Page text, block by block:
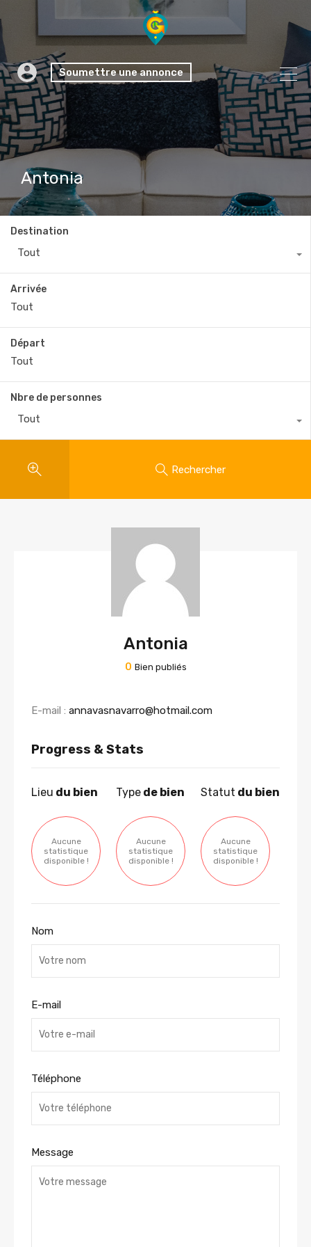
Soumettre une annonce
Antonia
Destination
Tout
Arrivée
Départ
Nbre de personnes
Tout
Rechercher
Antonia
0 Bien publiés
E-mail : annavasnavarro@hotmail.com
Progress & Stats
Lieu du bien
Aucune
statistique
disponible !
Type de bien
Aucune
statistique
disponible !
Statut du bien
Aucune
statistique
disponible !
Nom
E-mail
Téléphone
Message